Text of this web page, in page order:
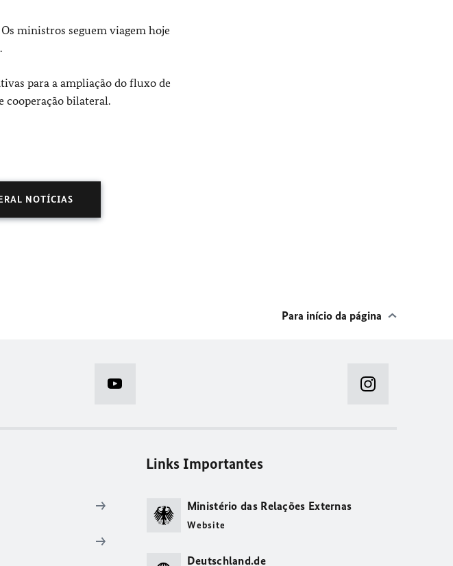
ministros seguem viagem hoje
para a ampliação do fluxo de
cooperação bilateral.
NOTÍCIAS
Para início da página
Links Importantes
Ministério das Relações Externas
Website
Deutschland.de